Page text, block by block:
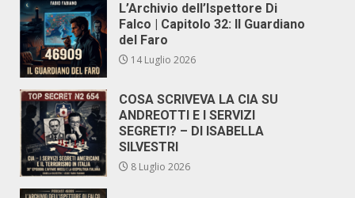
L’Archivio dell’Ispettore Di
Falco | Capitolo 32: Il Guardiano
del Faro
14 Luglio 2026
COSA SCRIVEVA LA CIA SU
ANDREOTTI E I SERVIZI
SEGRETI? – DI ISABELLA
SILVESTRI
8 Luglio 2026